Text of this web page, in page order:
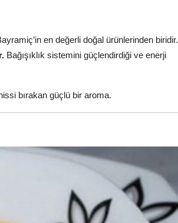
en değerli doğal ürünlerinden biridir.
Bağışıklık sistemini güçlendirdiği ve enerji
bırakan güçlü bir aroma.